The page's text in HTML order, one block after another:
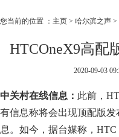
您当前的位置 ： 主页 > 哈尔滨之声 >
HTCOneX9高配
2020-09-03
中关村在线信息： 此前，
有信息称将会出现顶配版
息。如今，据台媒称，HTC